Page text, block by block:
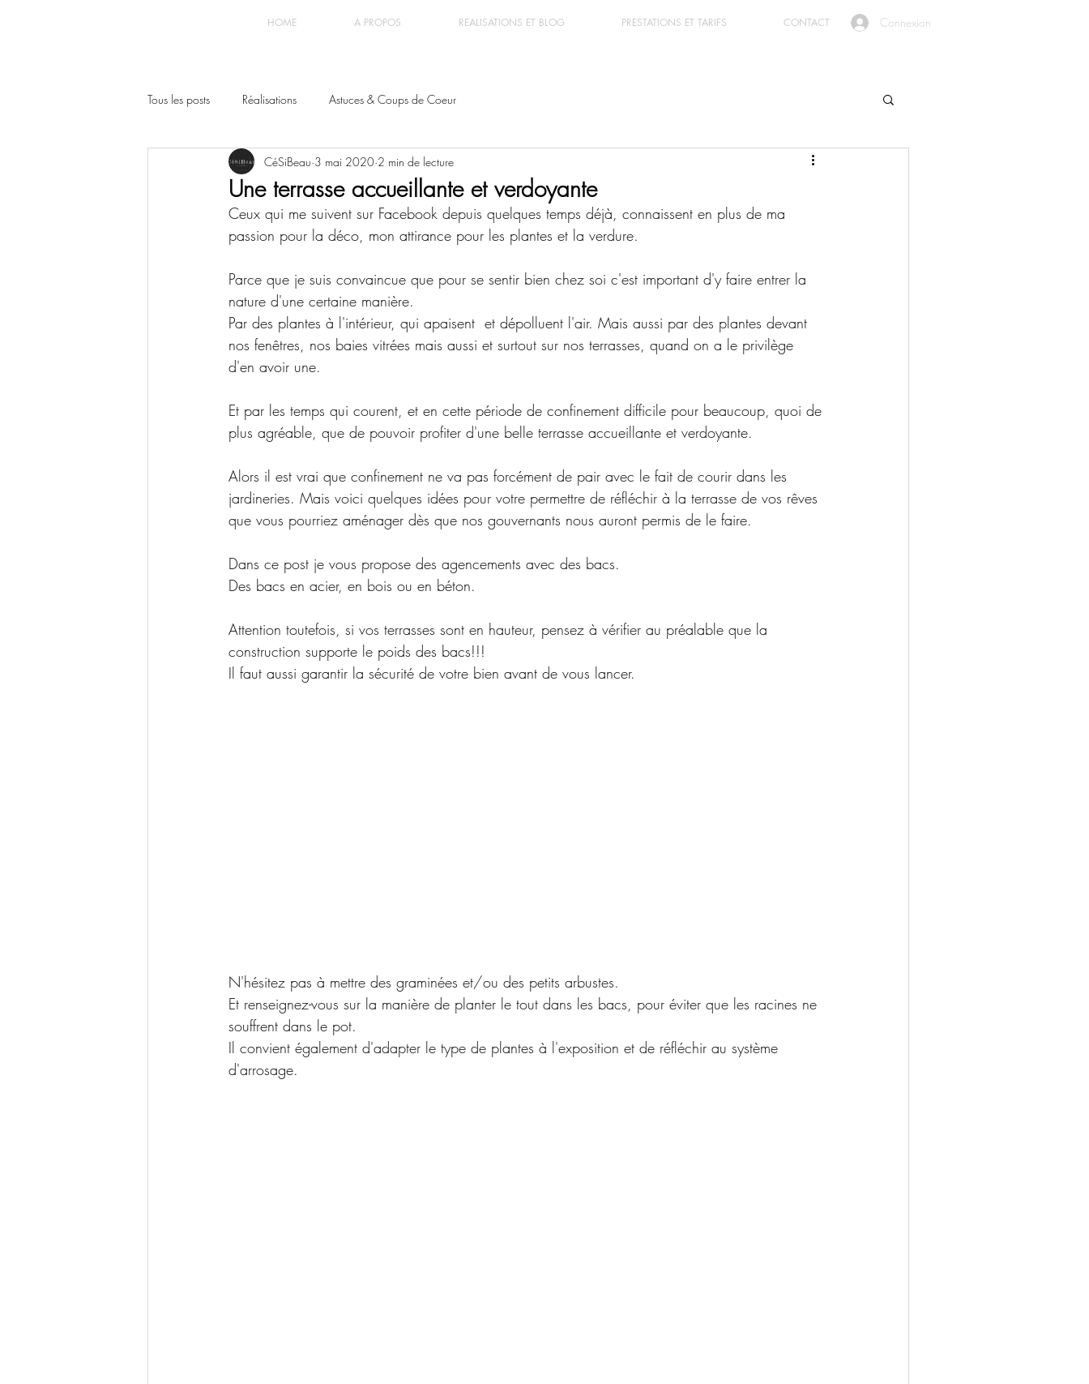
HOME A PROPOS REALISATIONS ET BLOG PRESTATIONS ET TARIFS CONTACT Connexion
Tous les posts Réalisations Astuces & Coups de Coeur
Une terrasse accueillante et verdoyante
CéSiBeau 3 mai 2020 2 min de lecture
Ceux qui me suivent sur Facebook depuis quelques temps déjà, connaissent en plus de ma
passion pour la déco, mon attirance pour les plantes et la verdure.
Parce que je suis convaincue que pour se sentir bien chez soi c'est important d'y faire entrer la
nature d'une certaine manière.
Par des plantes à l'intérieur, qui apaisent  et dépolluent l'air. Mais aussi par des plantes devant
nos fenêtres, nos baies vitrées mais aussi et surtout sur nos terrasses, quand on a le privilège
d'en avoir une.
Et par les temps qui courent, et en cette période de confinement difficile pour beaucoup, quoi de
plus agréable, que de pouvoir profiter d'une belle terrasse accueillante et verdoyante.
Alors il est vrai que confinement ne va pas forcément de pair avec le fait de courir dans les
jardineries. Mais voici quelques idées pour votre permettre de réfléchir à la terrasse de vos rêves
que vous pourriez aménager dès que nos gouvernants nous auront permis de le faire.
Dans ce post je vous propose des agencements avec des bacs.
Des bacs en acier, en bois ou en béton.
Attention toutefois, si vos terrasses sont en hauteur, pensez à vérifier au préalable que la
construction supporte le poids des bacs!!!
Il faut aussi garantir la sécurité de votre bien avant de vous lancer.
N'hésitez pas à mettre des graminées et/ou des petits arbustes.
Et renseignez-vous sur la manière de planter le tout dans les bacs, pour éviter que les racines ne
souffrent dans le pot.
Il convient également d'adapter le type de plantes à l'exposition et de réfléchir au système
d'arrosage.